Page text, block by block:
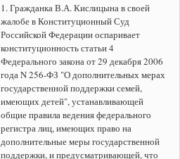
1. Гражданка В.А. Кислицына в своей
жалобе в Конституционный Суд
Российской Федерации оспаривает
конституционность статьи 4
Федерального закона от 29 декабря 2006
года N 256-ФЗ "О дополнительных мерах
государственной поддержки семей,
имеющих детей", устанавливающей
общие правила ведения федерального
регистра лиц, имеющих право на
дополнительные меры государственной
поддержки, и предусматривающей, что